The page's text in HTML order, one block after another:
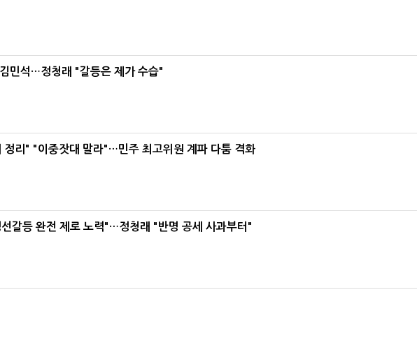
민석…정청래 "갈등은 제가 수습"
정리" "이중잣대 말라"…민주 최고위원 계파 다툼 격화
갈등 완전 제로 노력"…정청래 "반명 공세 사과부터"